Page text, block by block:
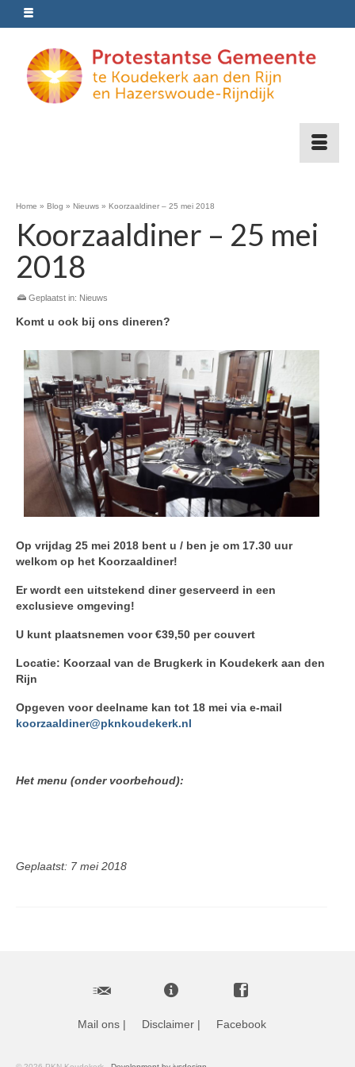
Home » Blog » Nieuws » Koorzaaldiner – 25 mei 2018
Koorzaaldiner – 25 mei
2018
Geplaatst in: Nieuws
Komt u ook bij ons dineren?
Op vrijdag 25 mei 2018 bent u / ben je om 17.30 uur
welkom op het Koorzaaldiner!
Er wordt een uitstekend diner geserveerd in een
exclusieve omgeving!
U kunt plaatsnemen voor €39,50 per couvert
Locatie: Koorzaal van de Brugkerk in Koudekerk aan den
Rijn
Opgeven voor deelname kan tot 18 mei via e-mail
koorzaaldiner@pknkoudekerk.nl
Het menu (onder voorbehoud):
Geplaatst: 7 mei 2018
Mail ons| Disclaimer| Facebook